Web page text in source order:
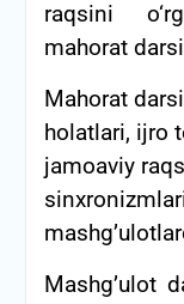
raqsini
mahorat
Mahorat
holatlari, ijro
jamoaviy
Mashg’ulot